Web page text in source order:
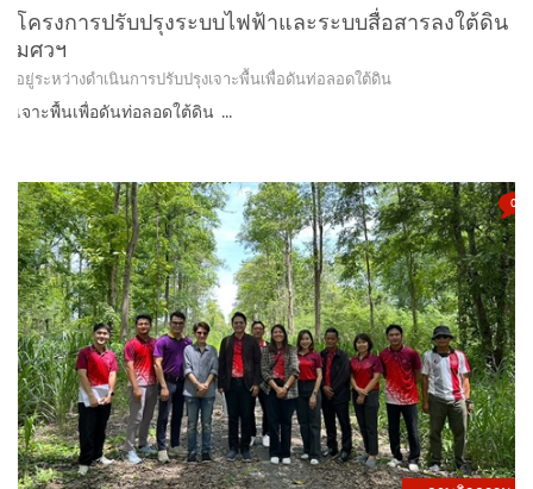
มศวฯ
อยู่ระหว่างดำเนินการปรับปรุงเจาะพื้นเพื่อดันท่อลอดใต้ดิน
เจาะพื้นเพื่อดันท่อลอดใต้ดิน ...
ภาพกิจกรรม